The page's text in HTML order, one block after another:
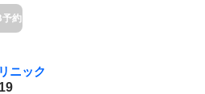
予約
ニック